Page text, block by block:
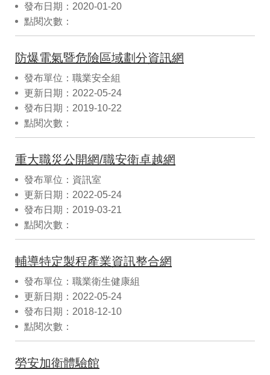
發布日期：2020-01-20
點閱次數：
防爆電氣暨危險區域劃分資訊網
發布單位：職業安全組
更新日期：2022-05-24
發布日期：2019-10-22
點閱次數：
重大職災公開網/職安衛卓越網
發布單位：資訊室
更新日期：2022-05-24
發布日期：2019-03-21
點閱次數：
輔導特定製程產業資訊整合網
發布單位：職業衛生健康組
更新日期：2022-05-24
發布日期：2018-12-10
點閱次數：
勞安加衛體驗館